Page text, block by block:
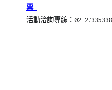
票
活動洽詢專線：02-27335338